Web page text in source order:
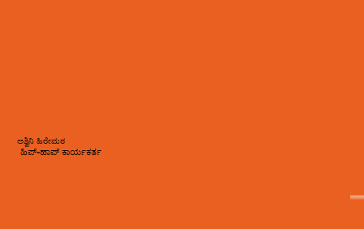
ಅಶ್ವಿನಿ ಹಿರೇಮಠ
ಹಿಪ್-ಹಾಪ್ ಕಾರ್ಯಕರ್ತ